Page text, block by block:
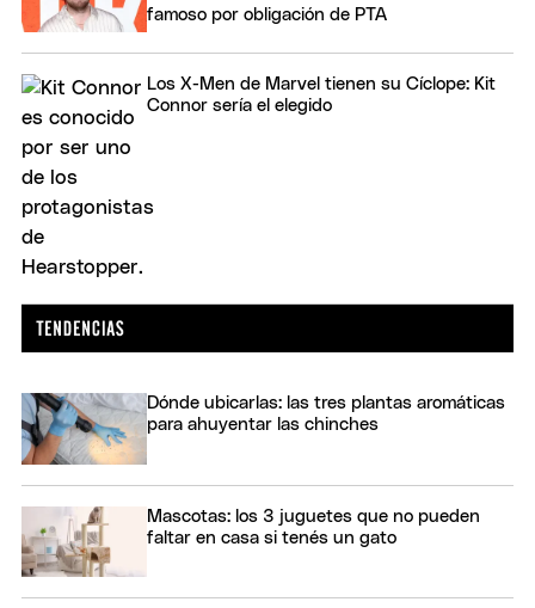
famoso por obligación de PTA
Los X-Men de Marvel tienen su Cíclope: Kit
Connor sería el elegido
Dónde ubicarlas: las tres plantas aromáticas
para ahuyentar las chinches
Mascotas: los 3 juguetes que no pueden
faltar en casa si tenés un gato